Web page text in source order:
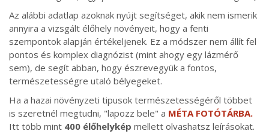
Az alábbi adatlap azoknak nyújt segítséget, akik nem ismerik
annyira a vizsgált élőhely növényeit, hogy a fenti
szempontok alapján értékeljenek. Ez a módszer nem állít fel
pontos és komplex diagnózist (mint ahogy egy lázmérő
sem), de segít abban, hogy észrevegyük a fontos,
természetességre utaló bélyegeket.
Ha a hazai növényzeti tipusok természetességéről többet
is szeretnél megtudni, "lapozz bele" a MÉTA FOTÓTÁRBA.
Itt több mint 400 élőhelykép mellett olvashatsz leírásokat.